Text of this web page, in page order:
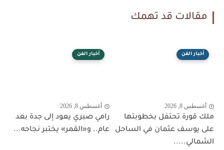
مقالات قد تهمك
أخبار الفن
أغسطس 8, 2026
ملك قورة تحتفل بخطوبتها
على يوسف عثمان في الساحل
الشمالي.....
أخبار الفن
أغسطس 8, 2026
رامي صبري يعود إلى جدة بعد
عام.. و«القمر» يختبر نجاحه...